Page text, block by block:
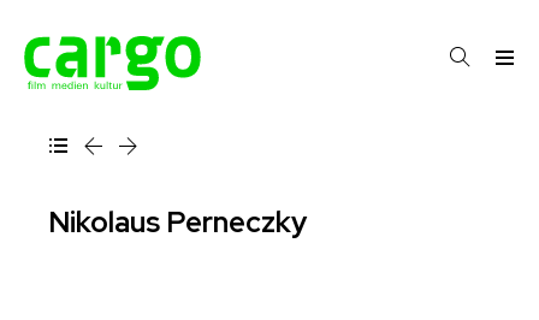
Nikolaus Perneczky